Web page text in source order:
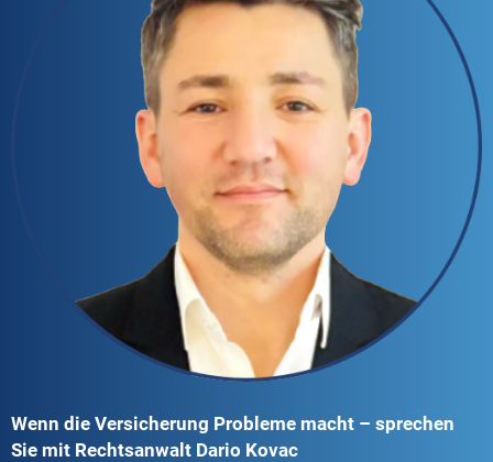
Wenn die Versicherung Probleme macht – sprechen
Sie mit Rechtsanwalt Dario Kovac